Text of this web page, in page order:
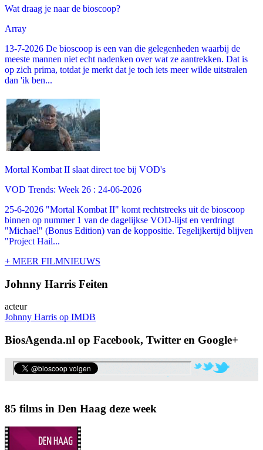
Wat draag je naar de bioscoop?
Array
13-7-2026 De bioscoop is een van die gelegenheden waarbij de
meeste mannen niet echt nadenken over wat ze aantrekken. Dat is
op zich prima, totdat je merkt dat je toch iets meer wilde uitstralen
dan 'ik ben...
Mortal Kombat II slaat direct toe bij VOD's
VOD Trends: Week 26 : 24-06-2026
25-6-2026 "Mortal Kombat II" komt rechtstreeks uit de bioscoop
binnen op nummer 1 van de dagelijkse VOD-lijst en verdringt
"Michael" (Bonus Edition) van de koppositie. Tegelijkertijd blijven
"Project Hail...
+ MEER FILMNIEUWS
Johnny Harris Feiten
acteur
Johnny Harris op IMDB
BiosAgenda.nl op Facebook, Twitter en Google+
85 films in Den Haag deze week